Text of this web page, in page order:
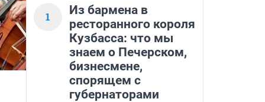
1
Из бармена в
ресторанного короля
Кузбасса: что мы
знаем о Печерском,
бизнесмене,
спорящем с
губернаторами